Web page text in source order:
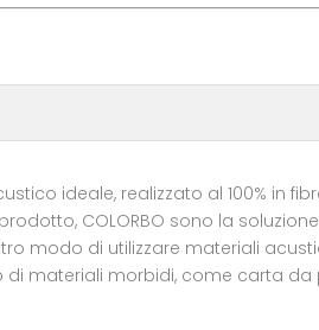
ideale, realizzato al 100% in
COLORBO sono la
modo di utilizzare materiali
di materiali morbidi, come carta